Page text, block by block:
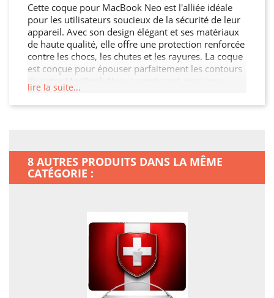
Cette coque pour MacBook Neo est l'alliée idéale
pour les utilisateurs soucieux de la sécurité de leur
appareil. Avec son design élégant et ses matériaux
de haute qualité, elle offre une protection renforcée
contre les chocs, les chutes et les rayures. La coque
est conçue pour épouser parfaitement les contours
protection sans compromis tout en préservant son
esthétique. De plus, elle permet un accès facile à
lire la suite...
8 AUTRES PRODUITS DANS LA MÊME
CATÉGORIE :